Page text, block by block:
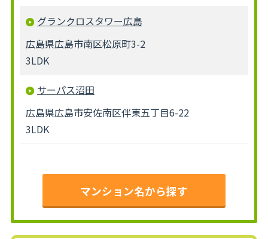
グランクロスタワー広島
広島県広島市南区松原町3-2
3LDK
サーパス沼田
広島県広島市安佐南区伴東五丁目6-22
3LDK
マンション名から探す